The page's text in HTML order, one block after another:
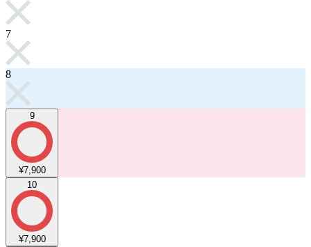
7
8
9
¥7,900
10
¥7,900